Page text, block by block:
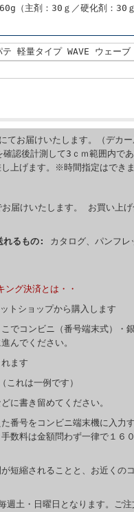
（主剤：30ｇ／硬化剤：30ｇ
テ 軽量タイプ WAVE ウェー
お届けいたします。（デカ
認後計測して3ｃｍ範囲内で
上げます。※時間指定はでき
届けいたします。 お買い上
れるもの:
カタログ、パンフレ
ング決済とは・・
トショップから購入します
コンビニ（番号端末式）・
んでください。
ます
れは一例です）
に書き留めてください。
た番号をコンビニ端末機に入
数料は金額問わず一律で１６
短縮されることと、お近くの
土・日曜日となります。ご